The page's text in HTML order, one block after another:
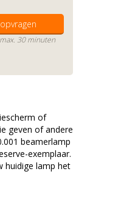
30 minuten
of
geven of andere
beamerlamp
exemplaar.
huidige lamp het